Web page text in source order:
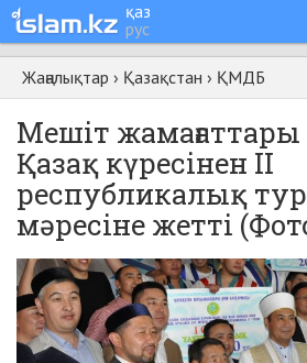
қаз
рус
Жаңалықтар › Қазақстан › ҚМДБ
Мешіт жамағаттары
Қазақ күресінен II
республикалық
мәресіне жетті